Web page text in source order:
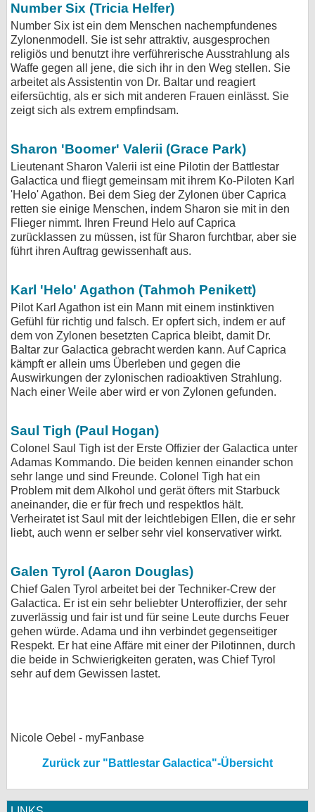
Number Six (Tricia Helfer)
Number Six ist ein dem Menschen nachempfundenes
Zylonenmodell. Sie ist sehr attraktiv, ausgesprochen
religiös und benutzt ihre verführerische Ausstrahlung als
Waffe gegen all jene, die sich ihr in den Weg stellen. Sie
arbeitet als Assistentin von Dr. Baltar und reagiert
eifersüchtig, als er sich mit anderen Frauen einlässt. Sie
zeigt sich als extrem empfindsam.
Sharon 'Boomer' Valerii (Grace Park)
Lieutenant Sharon Valerii ist eine Pilotin der Battlestar
Galactica und fliegt gemeinsam mit ihrem Ko-Piloten Karl
'Helo' Agathon. Bei dem Sieg der Zylonen über Caprica
retten sie einige Menschen, indem Sharon sie mit in den
Flieger nimmt. Ihren Freund Helo auf Caprica
zurücklassen zu müssen, ist für Sharon furchtbar, aber sie
führt ihren Auftrag gewissenhaft aus.
Karl 'Helo' Agathon (Tahmoh Penikett)
Pilot Karl Agathon ist ein Mann mit einem instinktiven
Gefühl für richtig und falsch. Er opfert sich, indem er auf
dem von Zylonen besetzten Caprica bleibt, damit Dr.
Baltar zur Galactica gebracht werden kann. Auf Caprica
kämpft er allein ums Überleben und gegen die
Auswirkungen der zylonischen radioaktiven Strahlung.
Nach einer Weile aber wird er von Zylonen gefunden.
Saul Tigh (Paul Hogan)
Colonel Saul Tigh ist der Erste Offizier der Galactica unter
Adamas Kommando. Die beiden kennen einander schon
sehr lange und sind Freunde. Colonel Tigh hat ein
Problem mit dem Alkohol und gerät öfters mit Starbuck
aneinander, die er für frech und respektlos hält.
Verheiratet ist Saul mit der leichtlebigen Ellen, die er sehr
liebt, auch wenn er selber sehr viel konservativer wirkt.
Galen Tyrol (Aaron Douglas)
Chief Galen Tyrol arbeitet bei der Techniker-Crew der
Galactica. Er ist ein sehr beliebter Unteroffizier, der sehr
zuverlässig und fair ist und für seine Leute durchs Feuer
gehen würde. Adama und ihn verbindet gegenseitiger
Respekt. Er hat eine Affäre mit einer der Pilotinnen, durch
die beide in Schwierigkeiten geraten, was Chief Tyrol
sehr auf dem Gewissen lastet.
Nicole Oebel - myFanbase
Zurück zur "Battlestar Galactica"-Übersicht